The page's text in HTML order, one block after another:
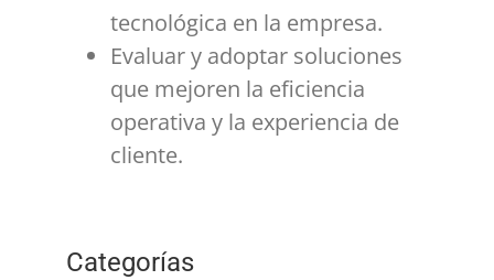
tecnológica en la empresa.
Evaluar y adoptar soluciones
que mejoren la eficiencia
operativa y la experiencia de
cliente.
Categorías